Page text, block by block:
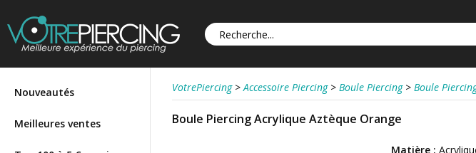
Nouveautés
Meilleures ventes
VotrePiercing > Accessoire Piercing > Boule Piercing > Boule
Boule Piercing Acrylique Aztèque Orange
Matière :